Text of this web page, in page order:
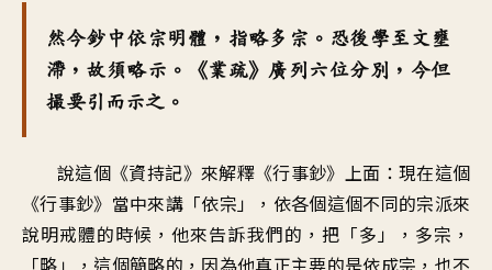
然今鈔中依宗明體，指略多宗。恐後學至文壅
滯，故須略示。《業疏》廣列六位分別，今但
撮要引而示之。
說這個《資持記》來解釋《行事鈔》上面：現在這個
《行事鈔》當中來講「依宗」，依各個這個不同的宗派來
說明戒體的時候，他來告訴我們的，把「多」，多宗，